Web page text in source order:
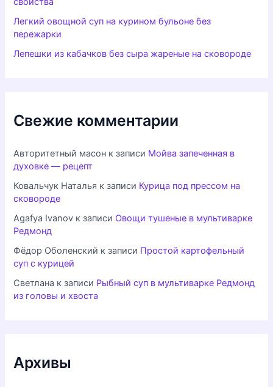
Легкий овощной суп на курином бульоне без
пережарки
Лепешки из кабачков без сыра жареные на сковороде
Свежие комментарии
Авторитетный масон к записи Мойва запеченная в
духовке — рецепт
Ковальчук Наталья к записи Курица под прессом на
сковороде
Agafya Ivanov к записи Овощи тушеные в мультиварке
Редмонд
Фёдор Оболенский к записи Простой картофельный
суп с курицей
Светлана к записи Рыбный суп в мультиварке Редмонд
из головы и хвоста
Архивы